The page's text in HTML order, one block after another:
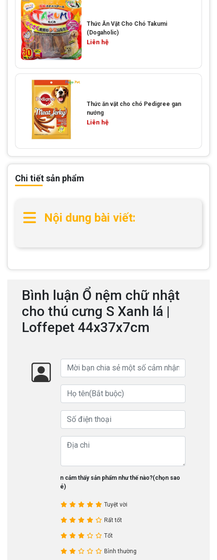
Chi tiết sản phẩm
Nội dung bài viết:
Bình luận Ổ nệm chữ nhật
cho thú cưng S Xanh lá |
Loffepet 44x37x7cm
Bạn cảm thấy sản phẩm như thế nào?(chọn sao
nhé)
Tuyệt vời
Rất tốt
Tốt
Bình thường
Thức Ăn Vặt Cho Chó Takumi
(Dogaholic)
Liên hệ
Thức ăn vặt cho chó Pedigree gan
nướng
Liên hệ